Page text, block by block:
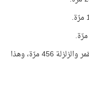
هذه هي أحرف اسم اللَّه تكرّرت في سورتي القمر والزلزلة 456 مرّة، وهذا